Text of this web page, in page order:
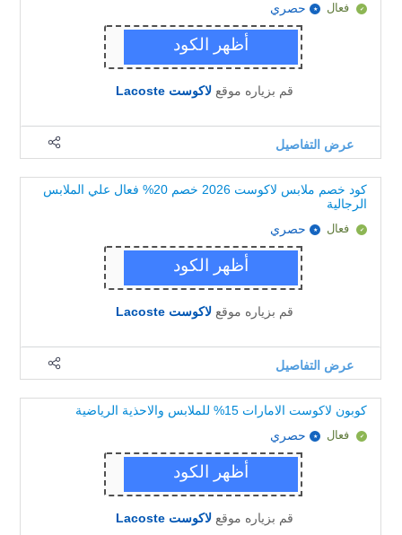
فعال حصري
قم بزياره موقع لاكوست Lacoste
عرض التفاصيل
كود خصم ملابس لاكوست 2026 خصم 20% فعال علي الملابس
الرجالية
فعال حصري
قم بزياره موقع لاكوست Lacoste
عرض التفاصيل
كوبون لاكوست الامارات 15% للملابس والاحذية الرياضية
فعال حصري
قم بزياره موقع لاكوست Lacoste